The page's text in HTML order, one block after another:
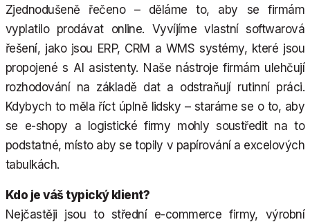
Zjednodušeně řečeno – děláme to, aby se firmám
vyplatilo prodávat online. Vyvíjíme vlastní softwarová
řešení, jako jsou ERP, CRM a WMS systémy, které jsou
propojené s AI asistenty. Naše nástroje firmám ulehčují
rozhodování na základě dat a odstraňují rutinní práci.
Kdybych to měla říct úplně lidsky – staráme se o to, aby
se e-shopy a logistické firmy mohly soustředit na to
podstatné, místo aby se topily v papírování a excelových
tabulkách.
Kdo je váš typický klient?
Nejčastěji jsou to střední e-commerce firmy, výrobní